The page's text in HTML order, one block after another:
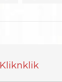
Kliknklik